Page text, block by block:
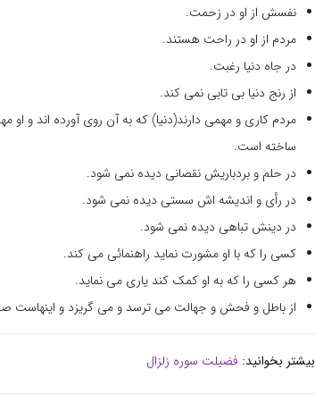
نفسش از او در زحمت.
مردم از او در راحت هستند.
در جاه دنیا رغبت.
از رنج دنیا بی تابی نمی کند.
مردم کاری و مهمی دارند(دنیا) که به آن روی آورده اند و
ساخته است.
در حلم و بردباریش نقصانی دیده نمی شود.
در رأی و اندیشه اش سستی دیده نمی شود.
در دینش تباهی دیده نمی شود.
کسی را که با او مشورت نماید راهنمائی می کند.
هر کسی را که به او کمک کند یاری می نماید.
از باطل و فحش و جهالت می ترسد و می گریزد و اینهاست
بیشتر بخوانید: فضیلت سوره زلزال